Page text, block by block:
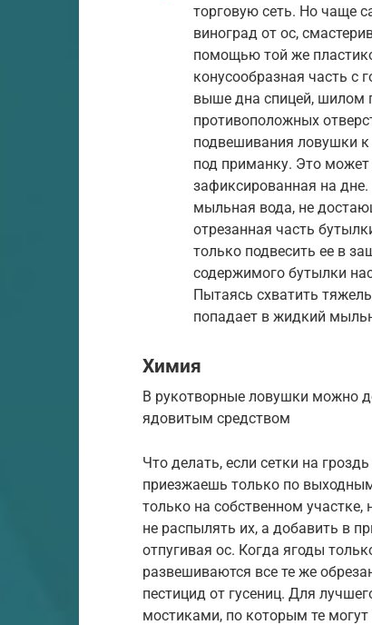
торговую сеть. Но чаще
виноград от ос,
помощью той же
конусообразная часть с
выше дна спицей, шилом
противоположных
подвешивания ловушки к
под приманку. Это
зафиксированная на
мыльная вода, не
отрезанная часть
только подвесить ее в
содержимого бутылки
Пытаясь схватить
попадает в жидкий
Химия
В рукотворные ловушки можно
ядовитым средством
Что делать, если сетки на
приезжаешь только по
только на собственном
не распылять их, а добавить в
отпугивая ос. Когда ягоды
развешиваются все те же
пестицид от гусениц. Для
мостиками, по которым те